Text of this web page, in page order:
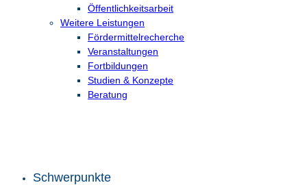
Öffentlichkeitsarbeit
Weitere Leistungen
Fördermittelrecherche
Veranstaltungen
Fortbildungen
Studien & Konzepte
Beratung
Schwerpunkte